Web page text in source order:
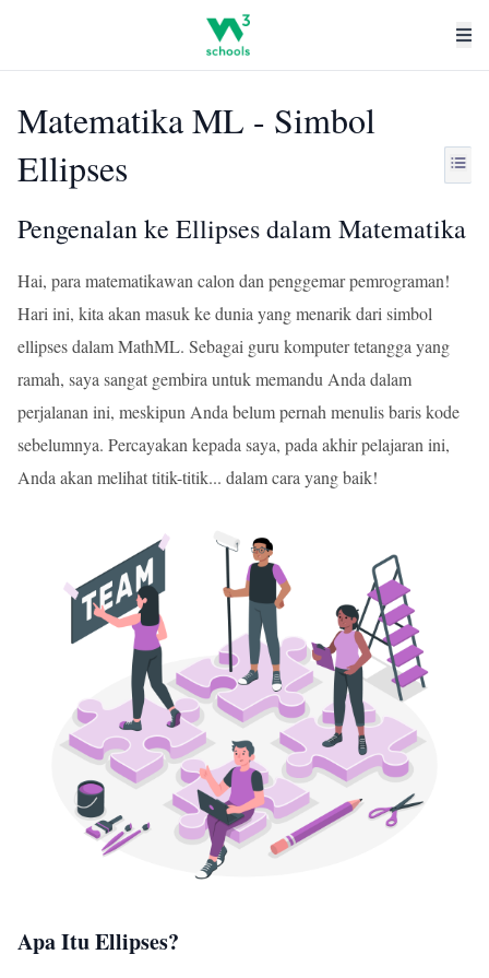
Matematika ML - Simbol
Ellipses
Pengenalan ke Ellipses dalam Matematika
Hai, para matematikawan calon dan penggemar pemrograman!
Hari ini, kita akan masuk ke dunia yang menarik dari simbol
ellipses dalam MathML. Sebagai guru komputer tetangga yang
ramah, saya sangat gembira untuk memandu Anda dalam
perjalanan ini, meskipun Anda belum pernah menulis baris kode
sebelumnya. Percayakan kepada saya, pada akhir pelajaran ini,
Anda akan melihat titik-titik... dalam cara yang baik!
Apa Itu Ellipses?